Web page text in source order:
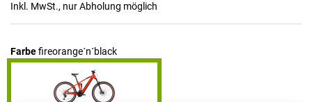
der
Inkl. MwSt., nur Abholung möglich
Farbefireorange´n´black